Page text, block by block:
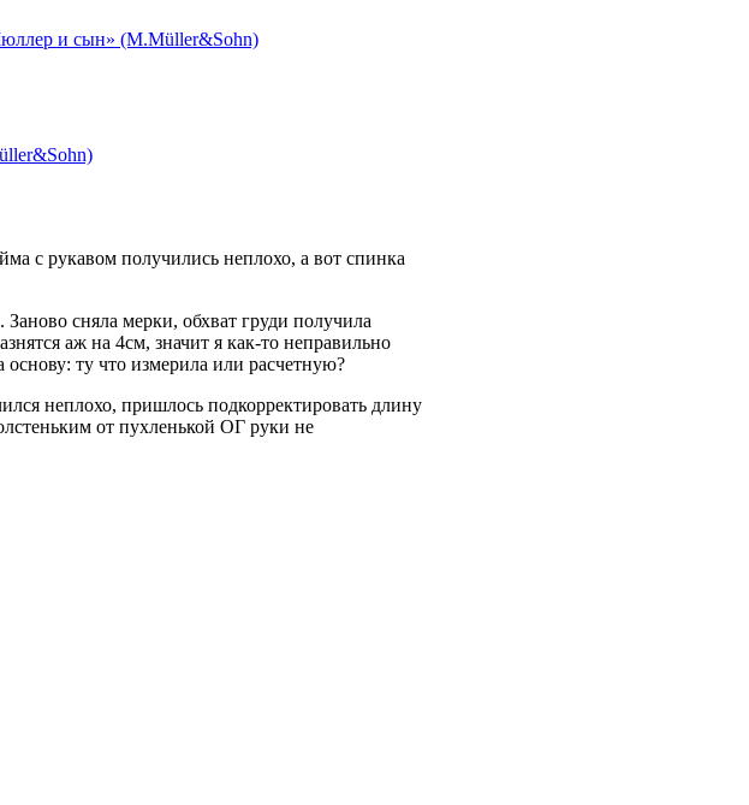
и сын» (M.Müller&Sohn)
с рукавом получились неплохо, а вот спинка
сняла мерки, обхват груди получила
аж на 4см, значит я как-то неправильно
ту что измерила или расчетную?
неплохо, пришлось подкорректировать длину
от пухленькой ОГ руки не